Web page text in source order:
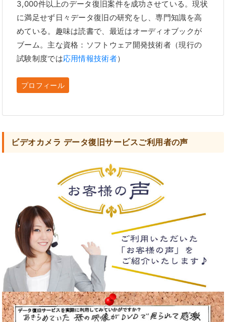
3,000件以上のデータ復旧案件を成功させている。現状
に満足せず日々データ復旧の研究をし、専門知識を高
めている。趣味は読書で、最近はオーディオブックが
ブーム。主な資格：ソフトウェア開発技術者（現行の
試験制度では応用情報技術者）
プロフィール
ビデオカメラ データ復旧サービスご利用者の声